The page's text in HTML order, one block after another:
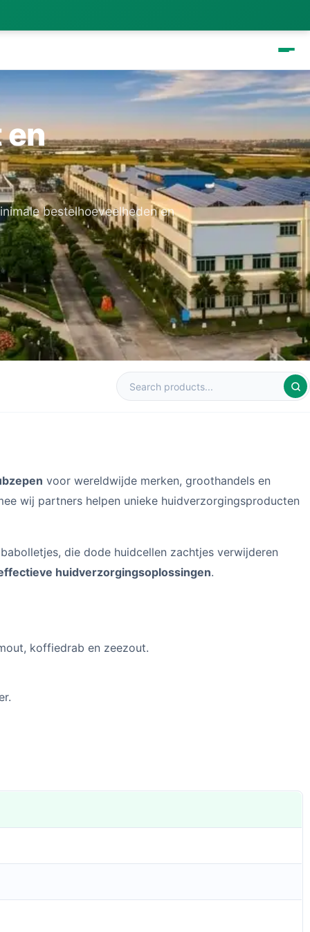
en
bestelhoeveelheden en
voor wereldwijde merken, groothandels en
wij partners helpen unieke huidverzorgingsproducten
die dode huidcellen zachtjes verwijderen
huidverzorgingsoplossingen.
koffiedrab en zeezout.